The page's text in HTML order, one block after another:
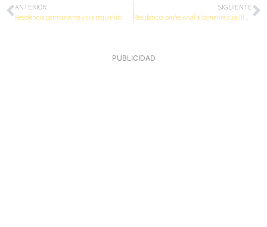
ANTERIOR
Residencia permanente y sus requisitos
SIGUIENTE
PUBLICIDAD